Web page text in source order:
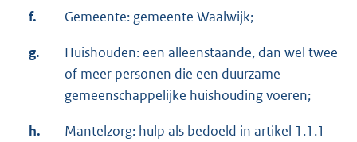
f. Gemeente: gemeente Waalwijk;
g.
Huishouden: een alleenstaande, dan wel twee
of meer personen die een duurzame
gemeenschappelijke huishouding voeren;
h.
Mantelzorg: hulp als bedoeld in artikel 1.1.1